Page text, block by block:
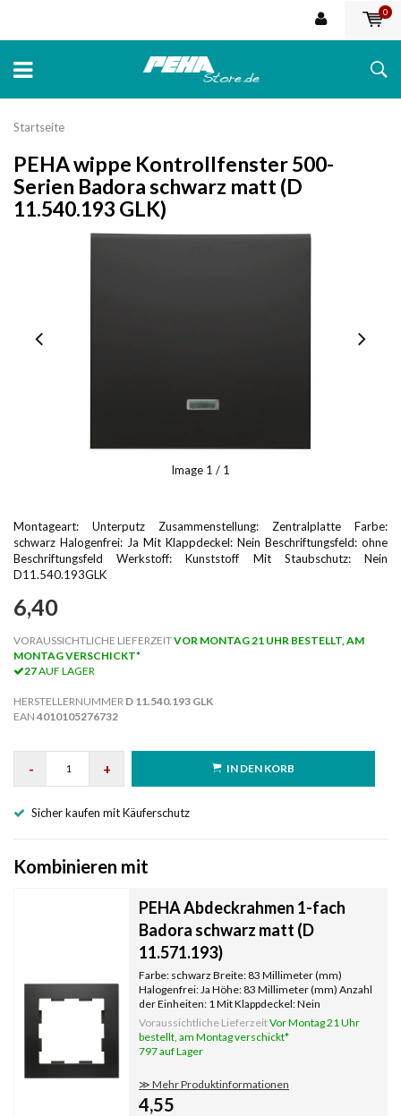
0
Startseite
PEHA wippe Kontrollfenster 500-
Serien Badora schwarz matt (D
11.540.193 GLK)
Image 1 / 1
Montageart: Unterputz Zusammenstellung: Zentralplatte Farbe:
schwarz Halogenfrei: Ja Mit Klappdeckel: Nein Beschriftungsfeld: ohne
Beschriftungsfeld Werkstoff: Kunststoff Mit Staubschutz: Nein
D11.540.193GLK
6,40
VORAUSSICHTLICHE LIEFERZEITVOR MONTAG 21 UHR BESTELLT, AM
MONTAG VERSCHICKT*
27AUF LAGER
HERSTELLERNUMMER D 11.540.193 GLK
EAN 4010105276732
- + IN DEN KORB
Sicher kaufen mit Käuferschutz
Kombinieren mit
PEHA Abdeckrahmen 1-fach
Badora schwarz matt (D
11.571.193)
Farbe: schwarz Breite: 83 Millimeter (mm)
Halogenfrei: Ja Höhe: 83 Millimeter (mm) Anzahl
der Einheiten: 1 Mit Klappdeckel: Nein
Oberflächenschutz: unbehandelt
Textfeld/Beschriftungsfläche: Nein
Werkstoffgüte: Thermoplast Werkstoff:
Kunststoff Befest
Voraussichtliche LieferzeitVor Montag 21 Uhr
bestellt, am Montag verschickt*
797 auf Lager
≫ Mehr Produktinformationen
4,55